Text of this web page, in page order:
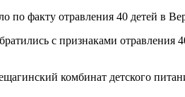
по факту отравления 40 детей в
с признаками
комбинат детского